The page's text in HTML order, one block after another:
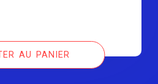
AU PANIER